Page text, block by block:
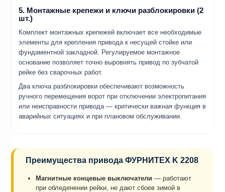
5. Монтажные крепежи и ключи разблокировки (2
шт.)
Комплект монтажных крепежей включает все необходимые
элементы для крепления привода к несущей стойке или
фундаментной закладной. Регулируемое монтажное
основание позволяет точно выровнять привод по зубчатой
рейке без сварочных работ.
Два ключа разблокировки обеспечивают возможность
ручного перемещения ворот при отключении электропитания
или неисправности привода — критически важная функция в
аварийных ситуациях и при плановом обслуживании.
Преимущества привода ФУРНИТЕХ K 2208
Магнитные концевые выключатели — работают
при обледенении рейки, не дают сбоев зимой в